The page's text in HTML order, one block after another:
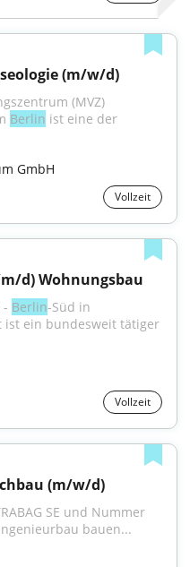
(m/w/d)
(MVZ)
Berlin ist eine der
GmbH
Vollzeit
d) Wohnungsbau
Berlin-Süd in
ist ein bundesweit tätiger
Vollzeit
(m/w/d)
SE und Nummer
bauen...